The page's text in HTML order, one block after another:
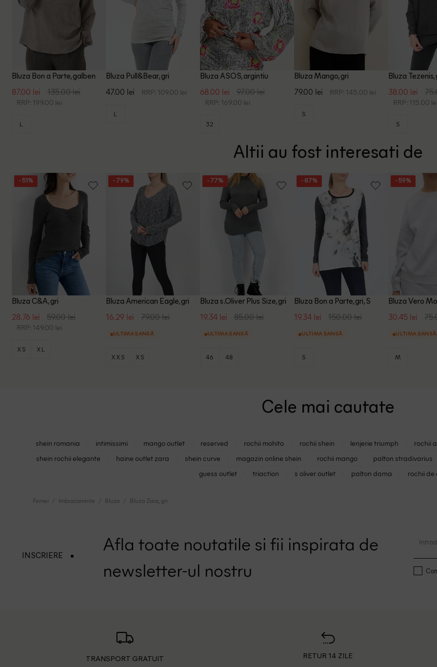
Bluza Bon a Parte, galben
87.00 lei 135.00 lei
RRP: 199.00 lei
L
Bluza Pull&Bear, gri
47.00 lei RRP: 109.00 lei
L
Bluza ASOS, argintiu
68.00 lei 97.00 lei
RRP: 169.00 lei
32
Bluza Mango, gri
79.00 lei RRP: 145.00 lei
S
Bluza Tezenis,
38.00 lei
RRP: 115.00 lei
S
Altii au fost interesati de
- 51%
Bluza C&A, gri
28.76 lei 59.00 lei
RRP: 149.00 lei
XS XL
- 79%
Bluza American Eagle, gri
16.29 lei 79.00 lei
ULTIMA ȘANSĂ
XXS XS
- 77%
Bluza s.Oliver Plus Size, gri
19.34 lei 85.00 lei
ULTIMA ȘANSĂ
46 48
- 87%
Bluza Bon a Parte, gri, S
19.34 lei 150.00 lei
ULTIMA ȘANSĂ
S
- 59%
Bluza Vero
30.45 lei
ULTIMA ȘANSĂ
M
Cele mai cautate
shein romania intimissimi mango outlet reserved rochii mohito rochii shein lenjerie triumph rochii
shein rochii elegante
haine outlet zara shein curve magazin online shein rochii mango palton stradivarius
guess outlet
triaction s oliver outlet palton dama rochii de
Femei Imbracaminte Bluze Bluza Zara, gri
INSCRIERE
Afla toate noutatile si fii inspirata de
newsletter-ul nostru
TRANSPORT GRATUIT RETUR 14 ZILE